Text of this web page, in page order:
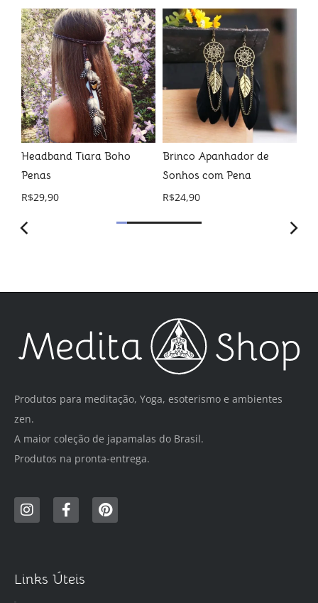
Headband Tiara Boho
Penas
R$29,90
Brinco Apanhador de
Sonhos com Pena
R$24,90
Produtos para meditação, Yoga, esoterismo e ambientes
zen.
A maior coleção de japamalas do Brasil.
Produtos na pronta-entrega.
Links Úteis